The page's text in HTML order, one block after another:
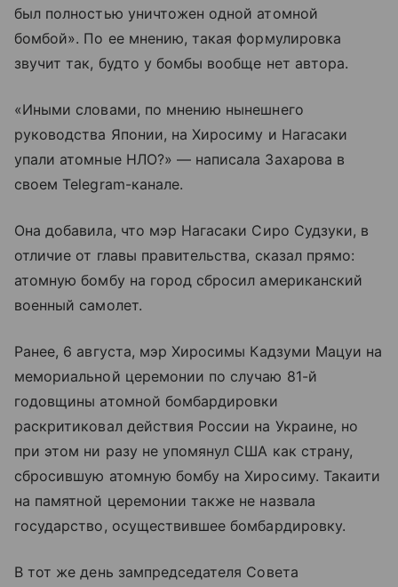
был полностью уничтожен одной атомной
бомбой». По ее мнению, такая формулировка
звучит так, будто у бомбы вообще нет автора.
«Иными словами, по мнению нынешнего
руководства Японии, на Хиросиму и Нагасаки
упали атомные НЛО?» — написала Захарова в
своем Telegram-канале.
Она добавила, что мэр Нагасаки Сиро Судзуки, в
отличие от главы правительства, сказал прямо:
атомную бомбу на город сбросил американский
военный самолет.
Ранее, 6 августа, мэр Хиросимы Кадзуми Мацуи на
мемориальной церемонии по случаю 81-й
годовщины атомной бомбардировки
раскритиковал действия России на Украине, но
при этом ни разу не упомянул США как страну,
сбросившую атомную бомбу на Хиросиму. Такаити
на памятной церемонии также не назвала
государство, осуществившее бомбардировку.
В тот же день зампредседателя Совета